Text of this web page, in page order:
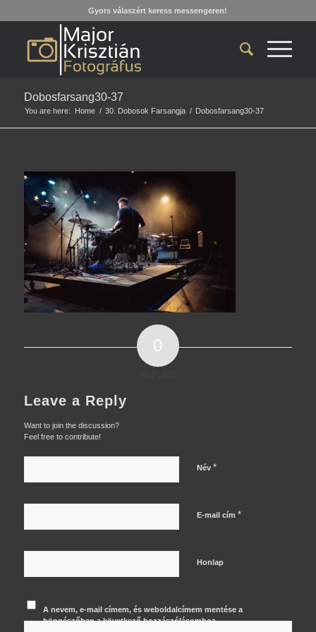
Gyors válaszért keress messengeren!
Dobosfarsang30-37
You are here: Home / 30. Dobosok Farsangja / Dobosfarsang30-37
0
Leave a Reply
Want to join the discussion?
Feel free to contribute!
Név *
E-mail cím *
Honlap
A nevem, e-mail címem, és weboldalcímem mentése a
böngészőben a következő hozzászólásomhoz.